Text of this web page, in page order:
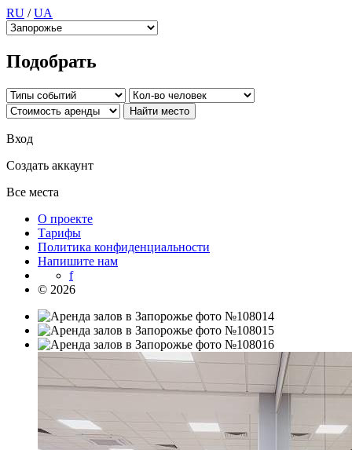
RU /UA
Подобрать
Вход
Создать аккаунт
Все места
О проекте
Тарифы
Политика конфиденциальности
Напишите нам
f
© 2026